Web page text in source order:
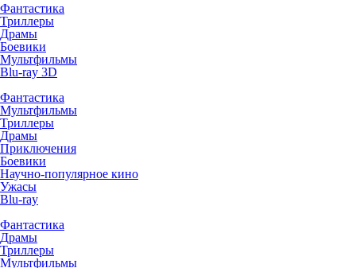
Фантастика
Триллеры
Драмы
Боевики
Мультфильмы
Blu-ray 3D
Фантастика
Мультфильмы
Триллеры
Драмы
Приключения
Боевики
Научно-популярное кино
Ужасы
Blu-ray
Фантастика
Драмы
Триллеры
Мультфильмы